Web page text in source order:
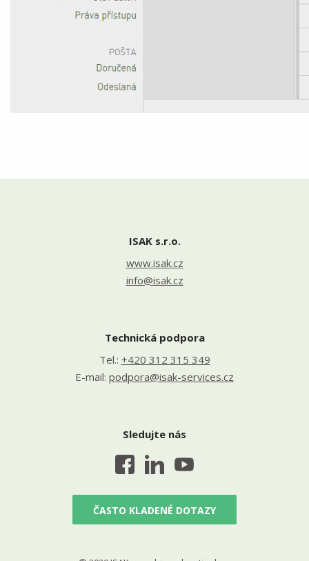
ISAK s.r.o.
www.isak.cz
info@isak.cz
Technická podpora
Tel.: +420 312 315 349
E-mail: podpora@isak-services.cz
Sledujte nás
ČASTO KLADENÉ DOTAZY